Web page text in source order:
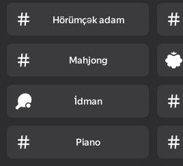
Hörümçək adam
Mahjong
İ̇dman
Piano